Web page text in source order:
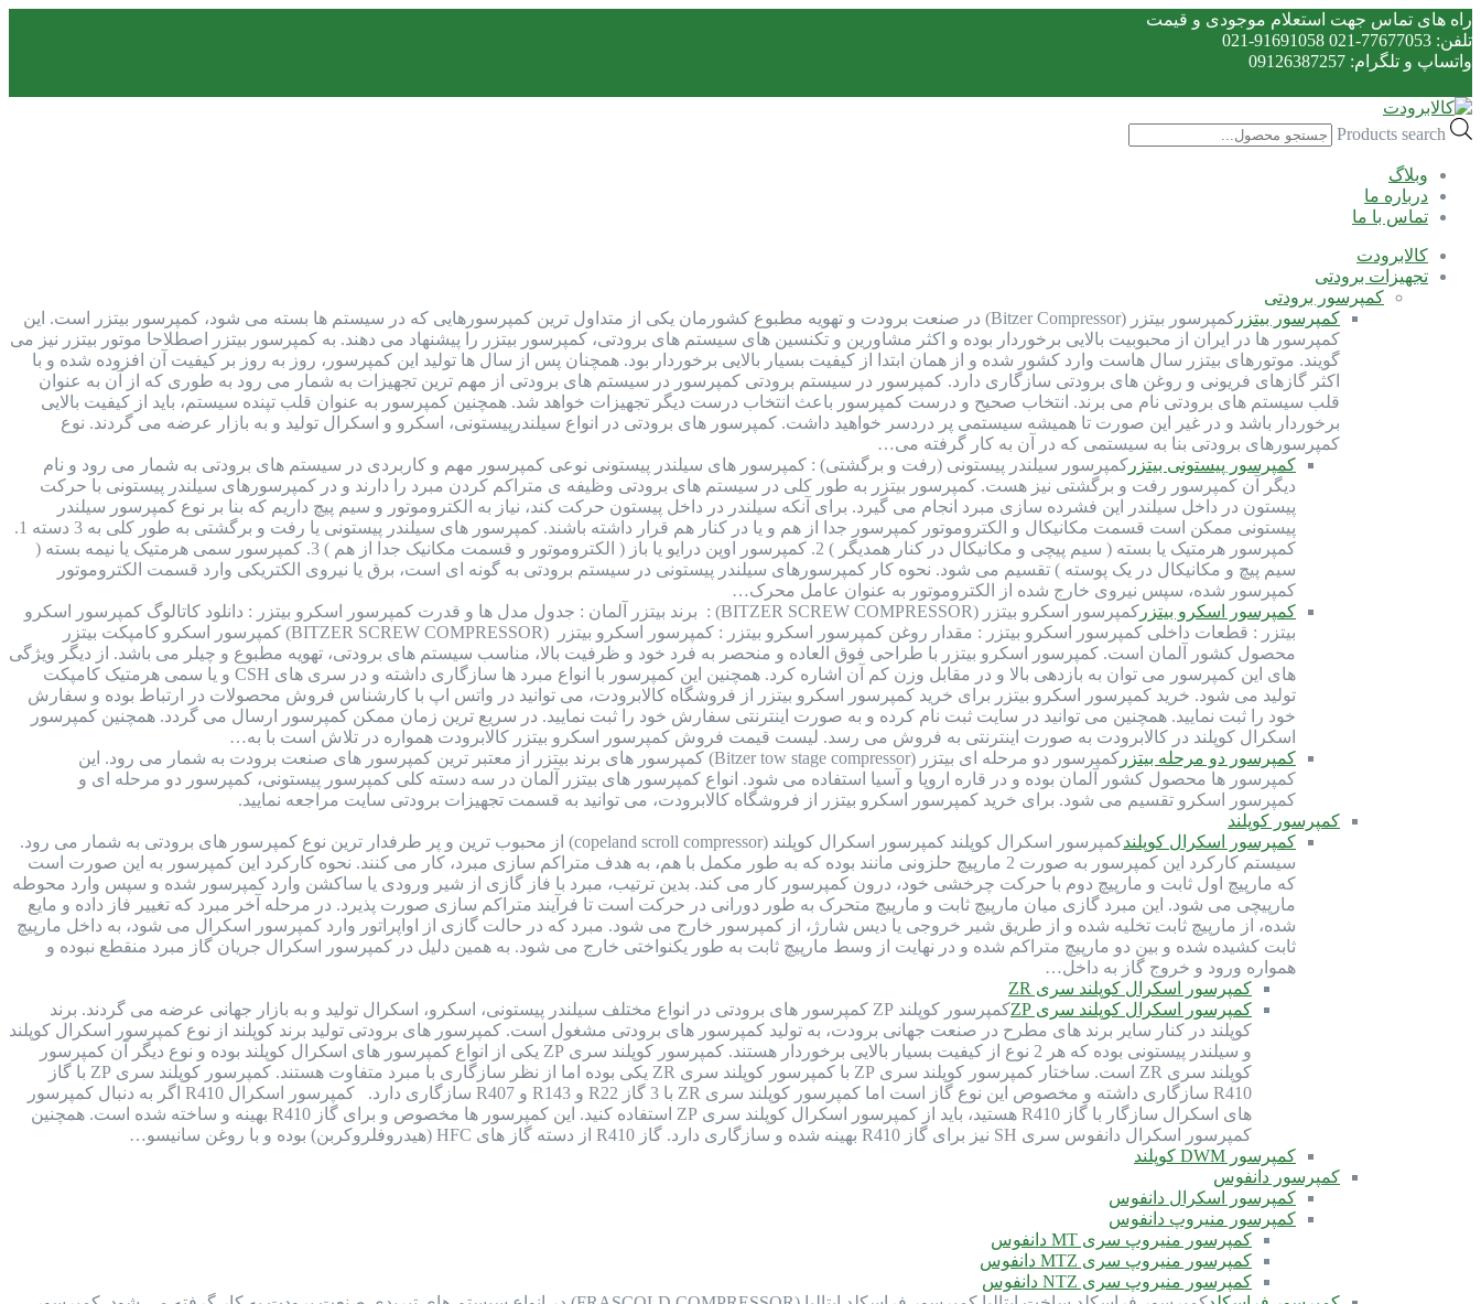
راه های تماس جهت استعلام موجودی و قیمت
تلفن: 77677053-021 91691058-021
واتساپ و تلگرام: 09126387257
Products search
وبلاگ
درباره ما
تماس با ما
کالابرودت
تجهیزات برودتی
کمپرسور برودتی
کمپرسور بیتزر
کمپرسور بیتزر (Bitzer Compressor) در صنعت برودت و تهویه مطبوع کشورمان یکی از متداول ترین کمپرسورهایی که در سیستم ها بسته می شود، کمپرسور بیتزر است. این
کمپرسور ها در ایران از محبوبیت بالایی برخوردار بوده و اکثر مشاورین و تکنسین های سیستم های برودتی، کمپرسور بیتزر را پیشنهاد می دهند. به کمپرسور بیتزر اصطلاحا موتور بیتزر نیز می
گویند. موتورهای بیتزر سال هاست وارد کشور شده و از همان ابتدا از کیفیت بسیار بالایی برخوردار بود. همچنان پس از سال ها تولید این کمپرسور، روز به روز بر کیفیت آن افزوده شده و با
اکثر گازهای فریونی و روغن های برودتی سازگاری دارد. کمپرسور در سیستم برودتی کمپرسور در سیستم های برودتی از مهم ترین تجهیزات به شمار می رود به طوری که از آن به عنوان
قلب سیستم های برودتی نام می برند. انتخاب صحیح و درست کمپرسور باعث انتخاب درست دیگر تجهیزات خواهد شد. همچنین کمپرسور به عنوان قلب تپنده سیستم، باید از کیفیت بالایی
برخوردار باشد و در غیر این صورت تا همیشه سیستمی پر دردسر خواهید داشت. کمپرسور های برودتی در انواع سیلندرپیستونی، اسکرو و اسکرال تولید و به بازار عرضه می گردند. نوع
کمپرسورهای برودتی بنا به سیستمی که در آن به کار گرفته می…
کمپرسور پیستونی بیتزر کمپرسور سیلندر پیستونی (رفت و برگشتی) : کمپرسور های سیلندر پیستونی نوعی کمپرسور مهم و کاربردی در سیستم های برودتی به شمار می رود و نام
دیگر آن کمپرسور رفت و برگشتی نیز هست. کمپرسور بیتزر به طور کلی در سیستم های برودتی وظیفه ی متراکم کردن مبرد را دارند و در کمپرسورهای سیلندر پیستونی با حرکت
پیستون در داخل سیلندر این فشرده سازی مبرد انجام می گیرد. برای آنکه سیلندر در داخل پیستون حرکت کند، نیاز به الکتروموتور و سیم پیچ داریم که بنا بر نوع کمپرسور سیلندر
پیستونی ممکن است قسمت مکانیکال و الکتروموتور کمپرسور جدا از هم و یا در کنار هم قرار داشته باشند. کمپرسور های سیلندر پیستونی یا رفت و برگشتی به طور کلی به 3 دسته 1.
کمپرسور هرمتیک یا بسته ( سیم پیچی و مکانیکال در کنار همدیگر ) 2. کمپرسور اوپن درایو یا باز ( الکتروموتور و قسمت مکانیک جدا از هم ) 3. کمپرسور سمی هرمتیک یا نیمه بسته (
سیم پیچ و مکانیکال در یک پوسته ) تقسیم می شود. نحوه کار کمپرسورهای سیلندر پیستونی در سیستم برودتی به گونه ای است، برق یا نیروی الکتریکی وارد قسمت الکتروموتور
کمپرسور شده، سپس نیروی خارج شده از الکتروموتور به عنوان عامل محرک…
کمپرسور اسکرو بیتزر
کمپرسور اسکرو بیتزر (BITZER SCREW COMPRESSOR) : برند بیتزر آلمان : جدول مدل ها و قدرت کمپرسور اسکرو بیتزر : دانلود کاتالوگ کمپرسور اسکرو
بیتزر : قطعات داخلی کمپرسور اسکرو بیتزر : مقدار روغن کمپرسور اسکرو بیتزر : کمپرسور اسکرو بیتزر (BITZER SCREW COMPRESSOR) کمپرسور اسکرو کامپکت بیتزر
محصول کشور آلمان است. کمپرسور اسکرو بیتزر با طراحی فوق العاده و منحصر به فرد خود و ظرفیت بالا، مناسب سیستم های برودتی، تهویه مطبوع و چیلر می باشد. از دیگر ویژگی
های این کمپرسور می توان به بازدهی بالا و در مقابل وزن کم آن اشاره کرد. همچنین این کمپرسور با انواع مبرد ها سازگاری داشته و در سری های CSH و یا سمی هرمتیک کامپکت
تولید می شود. خرید کمپرسور اسکرو بیتزر برای خرید کمپرسور اسکرو بیتزر از فروشگاه کالابرودت، می توانید در واتس اپ با کارشناس فروش محصولات در ارتباط بوده و سفارش
خود را ثبت نمایید. همچنین می توانید در سایت ثبت نام کرده و به صورت اینترنتی سفارش خود را ثبت نمایید. در سریع ترین زمان ممکن کمپرسور ارسال می گردد. همچنین کمپرسور
اسکرال کوپلند در کالابرودت به صورت اینترنتی به فروش می رسد. لیست قیمت فروش کمپرسور اسکرو بیتزر کالابرودت همواره در تلاش است با به…
کمپرسور دو مرحله بیتزر
کمپرسور دو مرحله ای بیتزر (Bitzer tow stage compressor) کمپرسور های برند بیتزر از معتبر ترین کمپرسور های صنعت برودت به شمار می رود. این
کمپرسور ها محصول کشور آلمان بوده و در قاره اروپا و آسیا استفاده می شود. انواع کمپرسور های بیتزر آلمان در سه دسته کلی کمپرسور پیستونی، کمپرسور دو مرحله ای و
کمپرسور اسکرو تقسیم می شود. برای خرید کمپرسور اسکرو بیتزر از فروشگاه کالابرودت، می توانید به قسمت تجهیزات برودتی سایت مراجعه نمایید.
کمپرسور کوپلند
کمپرسور اسکرال کوپلند
کمپرسور اسکرال کوپلند کمپرسور اسکرال کوپلند (copeland scroll compressor) از محبوب ترین و پر طرفدار ترین نوع کمپرسور های برودتی به شمار می رود.
سیستم کارکرد این کمپرسور به صورت 2 مارپیچ حلزونی مانند بوده که به طور مکمل با هم، به هدف متراکم سازی مبرد، کار می کنند. نحوه کارکرد این کمپرسور به این صورت است
که مارپیچ اول ثابت و مارپیچ دوم با حرکت چرخشی خود، درون کمپرسور کار می کند. بدین ترتیب، مبرد با فاز گازی از شیر ورودی یا ساکشن وارد کمپرسور شده و سپس وارد محوطه
مارپیچی می شود. این مبرد گازی میان مارپیچ ثابت و مارپیچ متحرک به طور دورانی در حرکت است تا فرآیند متراکم سازی صورت پذیرد. در مرحله آخر مبرد که تغییر فاز داده و مایع
شده، از مارپیچ ثابت تخلیه شده و از طریق شیر خروجی یا دیس شارژ، از کمپرسور خارج می شود. مبرد که در حالت گازی از اواپراتور وارد کمپرسور اسکرال می شود، به داخل مارپیچ
ثابت کشیده شده و بین دو مارپیچ متراکم شده و در نهایت از وسط مارپیچ ثابت به طور یکنواختی خارج می شود. به همین دلیل در کمپرسور اسکرال جریان گاز مبرد منقطع نبوده و
همواره ورود و خروج گاز به داخل…
کمپرسور اسکرال کوپلند سری ZR
کمپرسور اسکرال کوپلند سری ZP
کمپرسور کوپلند ZP کمپرسور های برودتی در انواع مختلف سیلندر پیستونی، اسکرو، اسکرال تولید و به بازار جهانی عرضه می گردند. برند
کوپلند در کنار سایر برند های مطرح در صنعت جهانی برودت، به تولید کمپرسور های برودتی مشغول است. کمپرسور های برودتی تولید برند کوپلند از نوع کمپرسور اسکرال کوپلند
و سیلندر پیستونی بوده که هر 2 نوع از کیفیت بسیار بالایی برخوردار هستند. کمپرسور کوپلند سری ZP یکی از انواع کمپرسور های اسکرال کوپلند بوده و نوع دیگر آن کمپرسور
کوپلند سری ZR است. ساختار کمپرسور کوپلند سری ZP با کمپرسور کوپلند سری ZR یکی بوده اما از نظر سازگاری با مبرد متفاوت هستند. کمپرسور کوپلند سری ZP با گاز
R410 سازگاری داشته و مخصوص این نوع گاز است اما کمپرسور کوپلند سری ZR با 3 گاز R22 و R143 و R407 سازگاری دارد. کمپرسور اسکرال R410 اگر به دنبال کمپرسور
های اسکرال سازگار با گاز R410 هستید، باید از کمپرسور اسکرال کوپلند سری ZP استفاده کنید. این کمپرسور ها مخصوص و برای گاز R410 بهینه و ساخته شده است. همچنین
کمپرسور اسکرال دانفوس سری SH نیز برای گاز R410 بهینه شده و سازگاری دارد. گاز R410 از دسته گاز های HFC (هیدروفلروکربن) بوده و با روغن سانیسو…
کمپرسور DWM کوپلند
کمپرسور دانفوس
کمپرسور اسکرال دانفوس
کمپرسور منیروپ دانفوس
کمپرسور منیروپ سری MT دانفوس
کمپرسور منیروپ سری MTZ دانفوس
کمپرسور منیروپ سری NTZ دانفوس